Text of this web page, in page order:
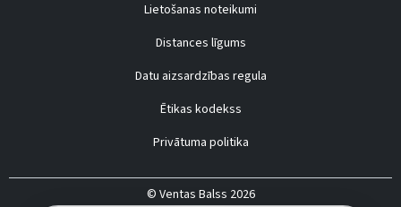
Lietošanas noteikumi
Distances līgums
Datu aizsardzības regula
Ētikas kodekss
Privātuma politika
© Ventas Balss 2026